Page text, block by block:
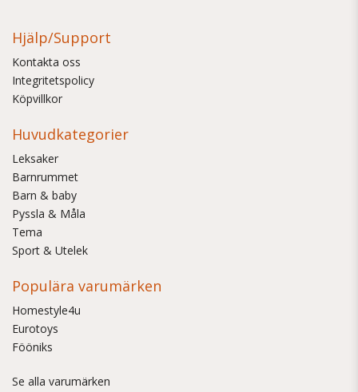
Hjälp/Support
Kontakta oss
Integritetspolicy
Köpvillkor
Huvudkategorier
Leksaker
Barnrummet
Barn & baby
Pyssla & Måla
Tema
Sport & Utelek
Populära varumärken
Homestyle4u
Eurotoys
Fööniks
Se alla varumärken